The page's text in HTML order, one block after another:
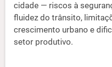
cidade — riscos à
fluidez do trânsito,
crescimento urbano e
setor produtivo.